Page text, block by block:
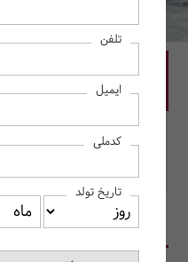
قیمت دوره: 55,000,000 ریال
در این
محل برگزاری:
در یک نگاه سرفصل
تلفن
ایمیل
کدملی
تاریخ تولد